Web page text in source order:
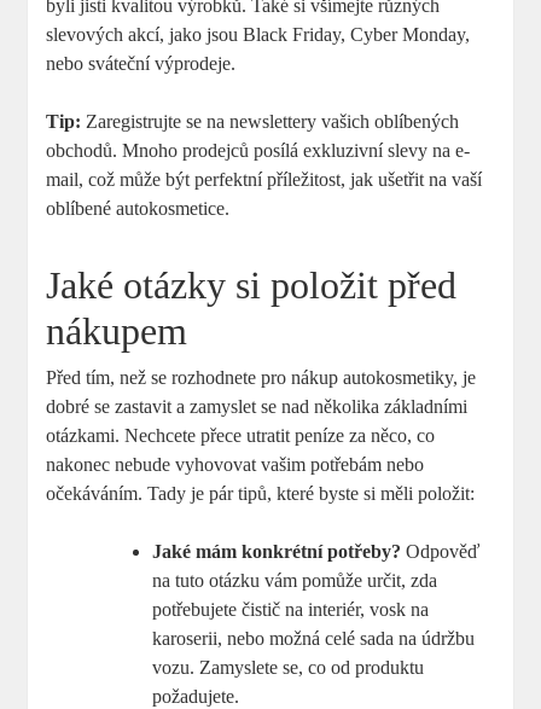
byli jisti kvalitou výrobků. Také si všímejte různých
slevových akcí, jako jsou Black Friday, Cyber Monday,
nebo sváteční výprodeje.
Tip: Zaregistrujte se na newslettery vašich oblíbených
obchodů. Mnoho prodejců posílá exkluzivní slevy na e-
mail, což může být perfektní příležitost, jak ušetřit na vaší
oblíbené autokosmetice.
Jaké otázky si položit před
nákupem
Před tím, než se rozhodnete pro nákup autokosmetiky, je
dobré se zastavit a zamyslet se nad několika základními
otázkami. Nechcete přece utratit peníze za něco, co
nakonec nebude vyhovovat vašim potřebám nebo
očekáváním. Tady je pár tipů, které byste si měli položit:
Jaké mám konkrétní potřeby? Odpověď
na tuto otázku vám pomůže určit, zda
potřebujete čistič na interiér, vosk na
karoserii, nebo možná celé sada na údržbu
vozu. Zamyslete se, co od produktu
požadujete.